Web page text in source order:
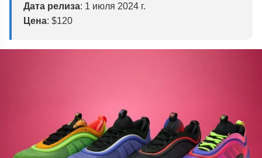
Дата релиза: 1 июля 2024 г.
Цена: $120